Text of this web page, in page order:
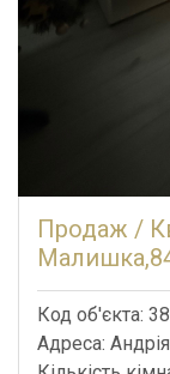
Продаж /
Код об'єкта:
Адреса: